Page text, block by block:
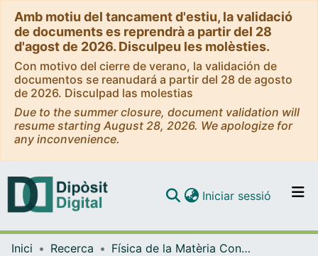
Amb motiu del tancament d'estiu, la validació
de documents es reprendrà a partir del 28
d'agost de 2026. Disculpeu les molèsties.
Con motivo del cierre de verano, la validación de
documentos se reanudará a partir del 28 de agosto
de 2026. Disculpad las molestias
Due to the summer closure, document validation will
resume starting August 28, 2026. We apologize for
any inconvenience.
Navega per tot el DD
Iniciar sessió (current)
Inici Recerca
Física de la Matèria Condensada